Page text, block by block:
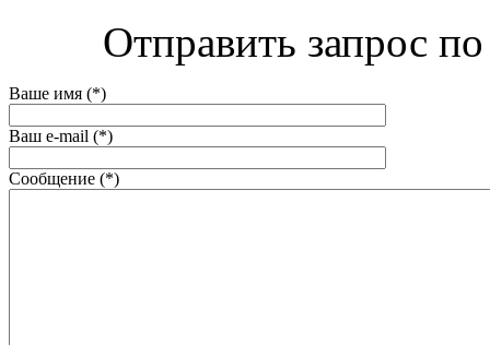
Отправить запрос
Ваше имя (*)
Ваш e-mail (*)
Сообщение (*)